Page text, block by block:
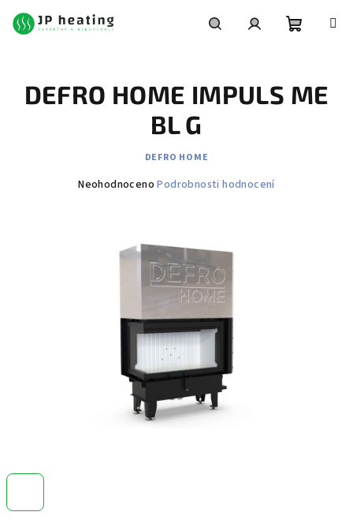
obsah
košík
DEFRO HOME IMPULS ME
BL G
DEFRO HOME
Průměrné
Neohodnoceno Podrobnosti hodnocení